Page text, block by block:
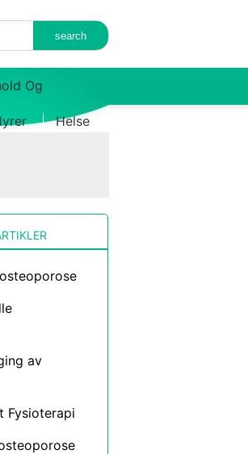
Og
Helse
av
Fysioterapi